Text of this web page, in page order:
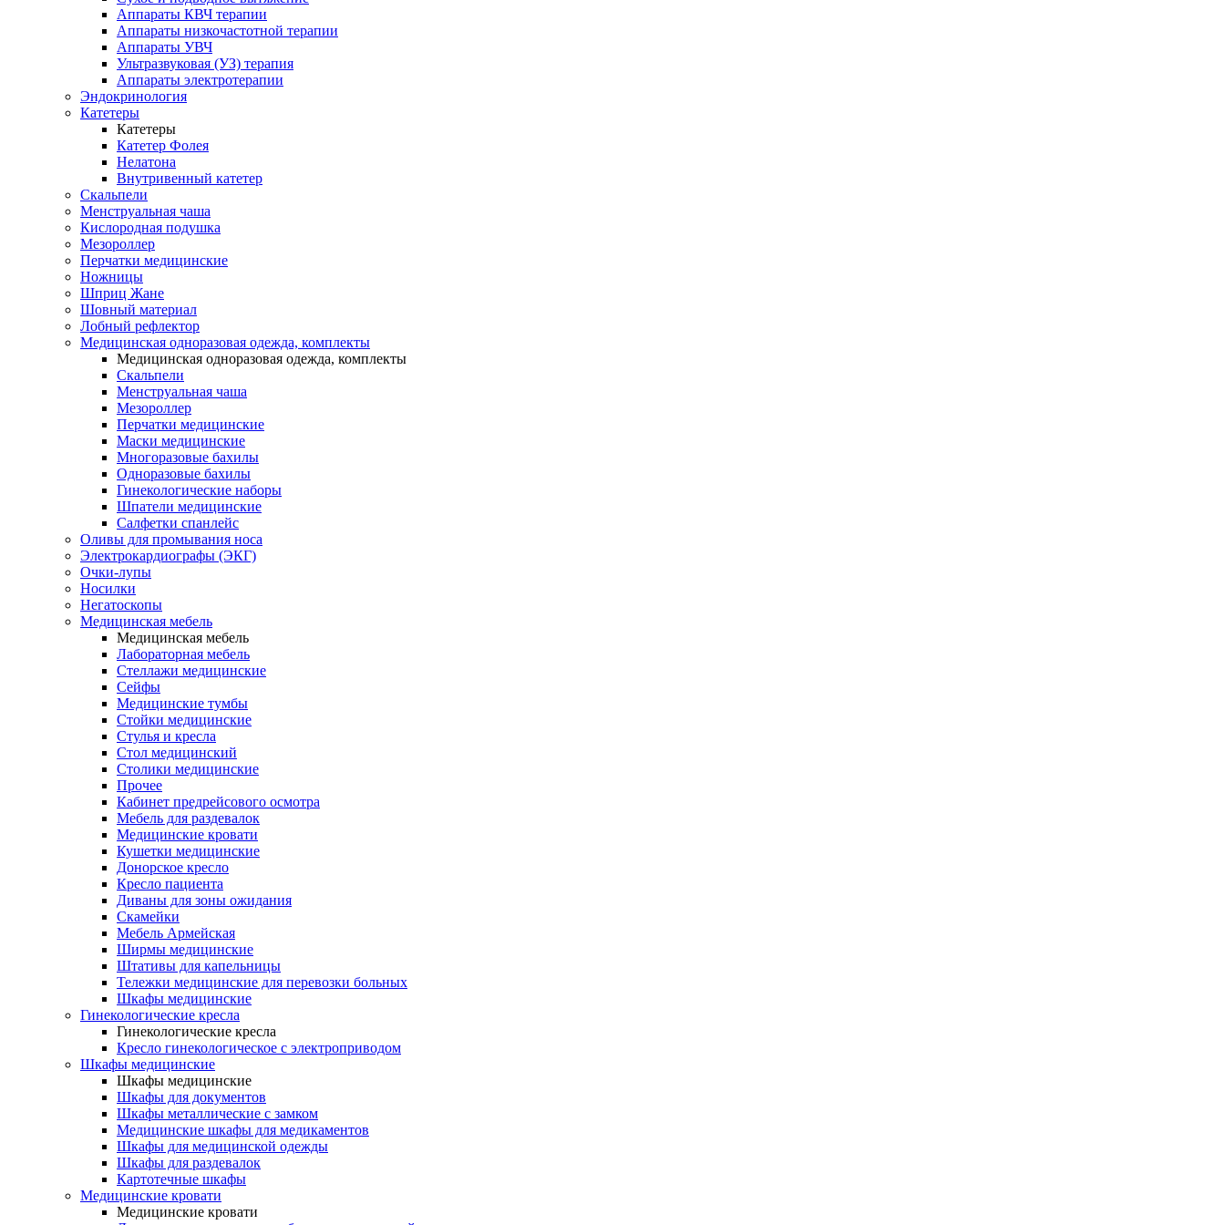
Аппараты КВЧ терапии
Аппараты низкочастотной терапии
Аппараты УВЧ
Ультразвуковая (УЗ) терапия
Аппараты электротерапии
Эндокринология
Катетеры
Катетеры
Катетер Фолея
Нелатона
Внутривенный катетер
Скальпели
Менструальная чаша
Кислородная подушка
Мезороллер
Перчатки медицинские
Ножницы
Шприц Жане
Шовный материал
Лобный рефлектор
Медицинская одноразовая одежда, комплекты
Медицинская одноразовая одежда, комплекты
Скальпели
Менструальная чаша
Мезороллер
Перчатки медицинские
Маски медицинские
Многоразовые бахилы
Одноразовые бахилы
Гинекологические наборы
Шпатели медицинские
Салфетки спанлейс
Оливы для промывания носа
Электрокардиографы (ЭКГ)
Очки-лупы
Носилки
Негатоскопы
Медицинская мебель
Медицинская мебель
Лабораторная мебель
Стеллажи медицинские
Сейфы
Медицинские тумбы
Стойки медицинские
Cтулья и кресла
Стол медицинский
Столики медицинские
Прочее
Кабинет предрейсового осмотра
Мебель для раздевалок
Медицинские кровати
Кушетки медицинские
Донорское кресло
Кресло пациента
Диваны для зоны ожидания
Скамейки
Мебель Армейская
Ширмы медицинские
Штативы для капельницы
Тележки медицинские для перевозки больных
Шкафы медицинские
Гинекологические кресла
Гинекологические кресла
Кресло гинекологическое с электроприводом
Шкафы медицинские
Шкафы медицинские
Шкафы для документов
Шкафы металлические с замком
Медицинские шкафы для медикаментов
Шкафы для медицинской одежды
Шкафы для раздевалок
Картотечные шкафы
Медицинские кровати
Медицинские кровати